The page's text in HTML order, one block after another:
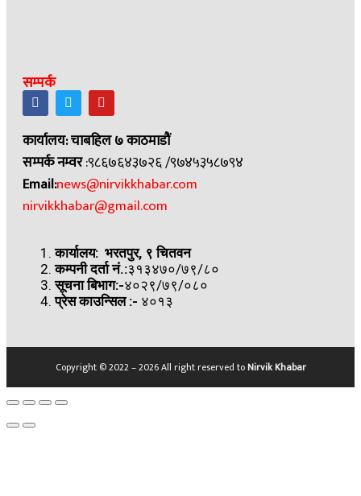
सम्पर्क
कार्यालय: चाबहिल ७ काठमाडौं
सम्पर्क नम्वर:९८६७६४३७२६ /९७४५३५८७९४
Email:news@nirvikkhabar.com
nirvikkhabar@gmail.com
कार्यालय: भरतपुर, ९ चितवन
कम्पनी दर्ता नं.:३१३४७०/७९/८०
सूचना बिभाग:-४०२९/७९/०८०
प्रेस काउन्सिल:- ४०१३
Copyright © 2022 – 2026 All right reserved toNirvik Khabar